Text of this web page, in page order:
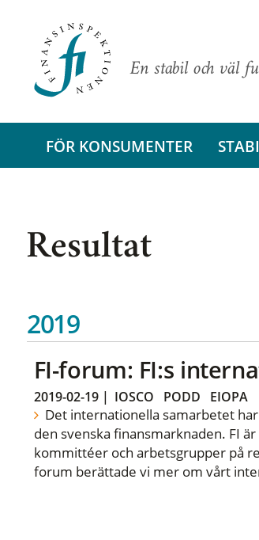
En stabil och väl
FÖR KONSUMENTER
Resultat
2019
FI-forum: FI:s
2019-02-19| IOSCO PODD EIOPA
Det internationella samarbetet
den svenska finansmarknaden. FI
kommittéer och arbetsgrupper på
forum berättade vi mer om vårt